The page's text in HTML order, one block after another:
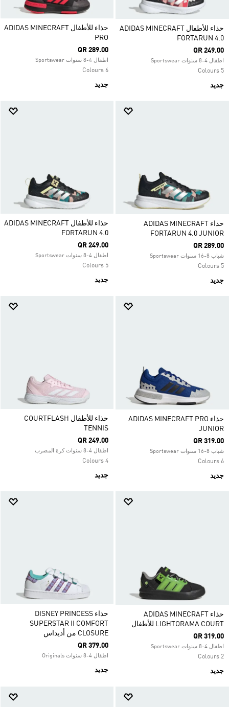
حذاء للأطفال ADIDAS MINECRAFT
FORTARUN 4.0
QR 249.00
اطفال 4-8 سنوات Sportswear
5 Colours
جديد
حذاء للأطفال ADIDAS MINECRAFT
PRO
QR 289.00
اطفال 4-8 سنوات Sportswear
6 Colours
جديد
حذاء ADIDAS MINECRAFT
FORTARUN 4.0 JUNIOR
QR 289.00
شباب 8-16 سنوات Sportswear
5 Colours
جديد
حذاء للأطفال ADIDAS MINECRAFT
FORTARUN 4.0
QR 249.00
اطفال 4-8 سنوات Sportswear
5 Colours
جديد
حذاء ADIDAS MINECRAFT PRO
JUNIOR
QR 319.00
شباب 8-16 سنوات Sportswear
6 Colours
جديد
حذاء للأطفال COURTFLASH
TENNIS
QR 249.00
اطفال 4-8 سنوات كرة المضرب
4 Colours
جديد
حذاء ADIDAS MINECRAFT
LIGHTORAMA COURT للأطفال
QR 319.00
اطفال 4-8 سنوات Sportswear
2 Colours
جديد
حذاء DISNEY PRINCESS
SUPERSTAR II COMFORT
CLOSURE من أديداس
QR 379.00
اطفال 4-8 سنوات Originals
جديد